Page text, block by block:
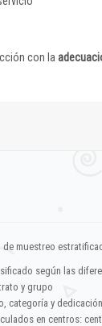
con la
muestreo
según las
y grupo
categoría y dedicación
en centros: